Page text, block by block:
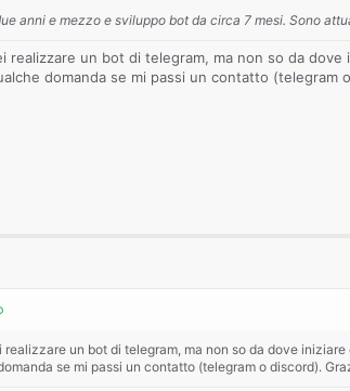
anni e mezzo e sviluppo bot da circa 7 mesi. Sono
realizzare un bot di telegram, ma non so da
domanda se mi passi un contatto (telegram
un bot di telegram, ma non so da dove
se mi passi un contatto (telegram o discord).